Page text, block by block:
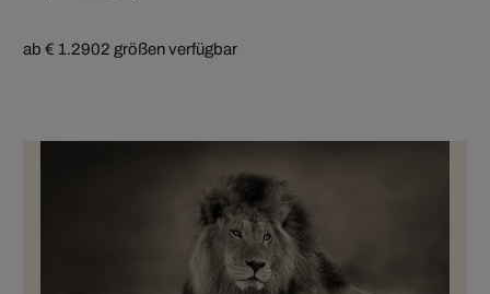
ab € 1.2902 größen verfügbar